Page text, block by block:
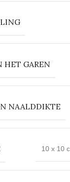
HET GAREN
NAALDDIKTE
10 x 10